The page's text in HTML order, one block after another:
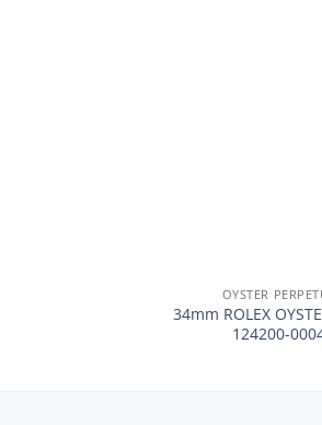
OYSTER
34mm ROLEX
124200-